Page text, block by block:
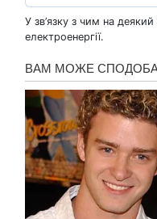
У зв’язку з чим на
електроенергії.